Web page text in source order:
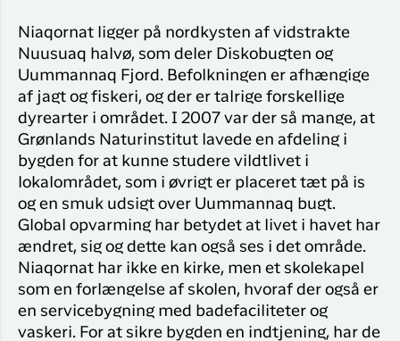
Niaqornat ligger på nordkysten af vidstrakte
Nuusuaq halvø, som deler Diskobugten og
Uummannaq Fjord. Befolkningen er afhængige
af jagt og fiskeri, og der er talrige forskellige
dyrearter i området. I 2007 var der så mange, at
Grønlands Naturinstitut lavede en afdeling i
bygden for at kunne studere vildtlivet i
lokalområdet, som i øvrigt er placeret tæt på is
og en smuk udsigt over Uummannaq bugt.
Global opvarming har betydet at livet i havet har
ændret, sig og dette kan også ses i det område.
Niaqornat har ikke en kirke, men et skolekapel
som en forlængelse af skolen, hvoraf der også er
en servicebygning med badefaciliteter og
vaskeri. For at sikre bygden en indtjening, har de